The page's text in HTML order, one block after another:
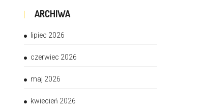
ARCHIWA
lipiec 2026
czerwiec 2026
maj 2026
kwiecień 2026